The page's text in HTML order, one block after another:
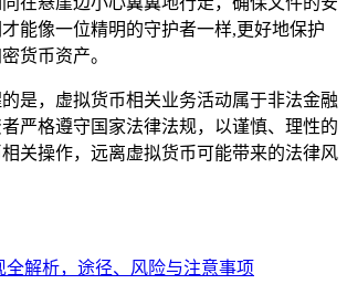
能像一位精明的守护者一样,更好地保护
货币资产。
是，虚拟货币相关业务活动属于非法金融
严格遵守国家法律法规，以谨慎、理性的
关操作，远离虚拟货币可能带来的法律风
全解析，途径、风险与注意事项